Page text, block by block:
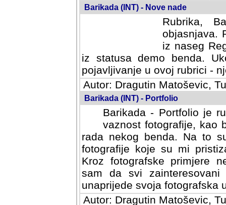
Barikada (INT) - Nove nade
Rubrika,
objasnjava.
iz naseg
iz statusa demo benda.
pojavljivanje u ovoj rubrici -
Autor: Dragutin Matoševic,
Barikada (INT) - Portfolio
Barikada - Portfolio je
vaznost fotografije, kao
rada nekog benda. Na to
fotografije koje su mi
fotografske primjere
svi zainteresovani
svoja fotografska umijeca.
Autor: Dragutin Matoševic,